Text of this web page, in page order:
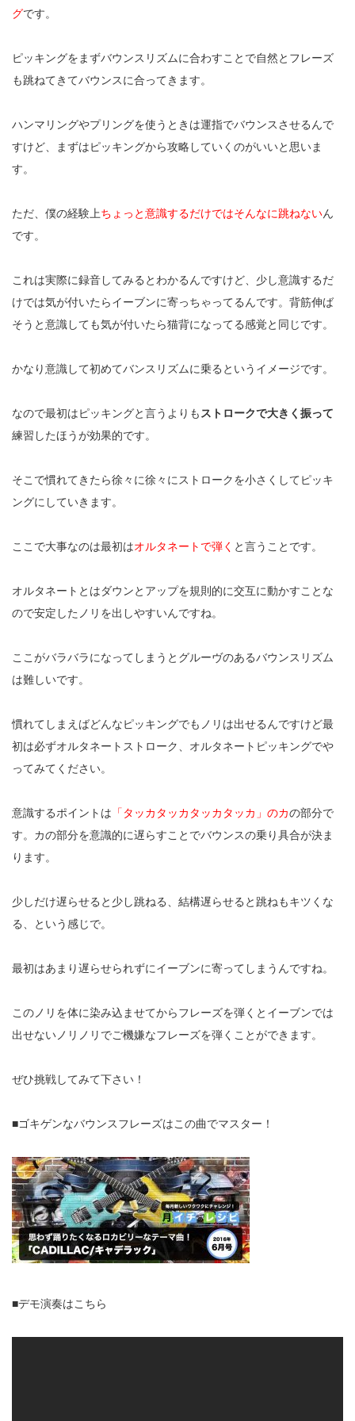
グです。
ピッキングをまずバウンスリズムに合わすことで自然とフレーズ
も跳ねてきてバウンスに合ってきます。
ハンマリングやプリングを使うときは運指でバウンスさせるんで
すけど、まずはピッキングから攻略していくのがいいと思いま
す。
ただ、僕の経験上ちょっと意識するだけではそんなに跳ねないん
です。
これは実際に録音してみるとわかるんですけど、少し意識するだ
けでは気が付いたらイーブンに寄っちゃってるんです。背筋伸ば
そうと意識しても気が付いたら猫背になってる感覚と同じです。
かなり意識して初めてバンスリズムに乗るというイメージです。
なので最初はピッキングと言うよりも ストロークで大きく振って
練習したほうが効果的です。
そこで慣れてきたら徐々に徐々にストロークを小さくしてピッキ
ングにしていきます。
ここで大事なのは最初はオルタネートで弾く と言うことです。
オルタネートとはダウンとアップを規則的に交互に動かすことな
ので安定したノリを出しやすいんですね。
ここがバラバラになってしまうとグルーヴのあるバウンスリズム
は難しいです。
慣れてしまえばどんなピッキングでもノリは出せるんですけど最
初は必ずオルタネートストローク、オルタネートピッキングでや
ってみてください。
意識するポイントは 「タッカタッカタッカタッカ」のカの部分で
す。カの部分を意識的に遅らすことでバウンスの乗り具合が決ま
ります。
少しだけ遅らせると少し跳ねる、結構遅らせると跳ねもキツくな
る、という感じで。
最初はあまり遅らせられずにイーブンに寄ってしまうんですね。
このノリを体に染み込ませてからフレーズを弾くとイーブンでは
出せないノリノリでご機嫌なフレーズを弾くことができます。
ぜひ挑戦してみて下さい！
■ゴキゲンなバウンスフレーズはこの曲でマスター！
■デモ演奏はこちら